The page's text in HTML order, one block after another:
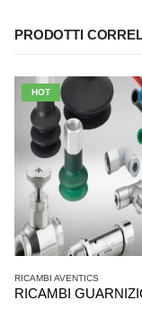
PRODOTTI
HOT
RICAMBI AVENTICS